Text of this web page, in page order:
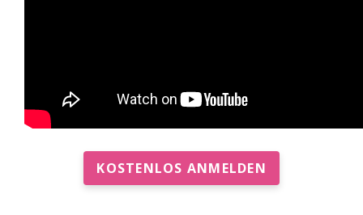
KOSTENLOS ANMELDEN